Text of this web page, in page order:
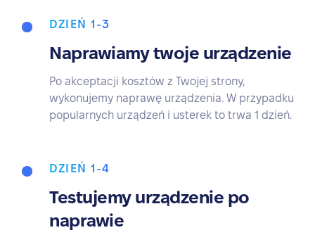
DZIEŃ 1-3
Naprawiamy twoje urządzenie
Po akceptacji kosztów z Twojej strony,
wykonujemy naprawę urządzenia. W przypadku
popularnych urządzeń i usterek to trwa 1 dzień.
DZIEŃ 1-4
Testujemy urządzenie po
naprawie